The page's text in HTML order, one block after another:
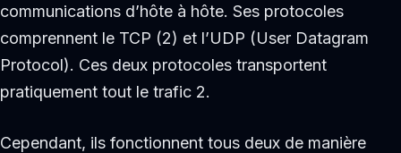
communications d’hôte à hôte. Ses protocoles
comprennent le TCP (2) et l’UDP (User Datagram
Protocol). Ces deux protocoles transportent
pratiquement tout le trafic 2.
Cependant, ils fonctionnent tous deux de manière